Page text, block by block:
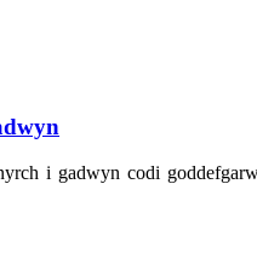
i gadwyn codi